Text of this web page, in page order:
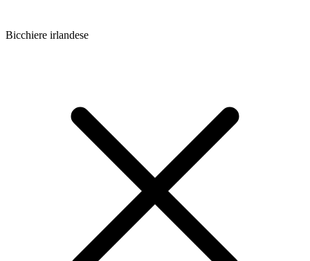
Bicchiere irlandese